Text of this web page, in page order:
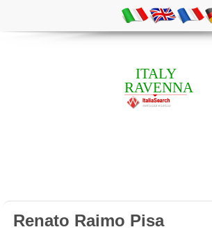
ITALY
RAVENNA
Renato Raimo Pisa